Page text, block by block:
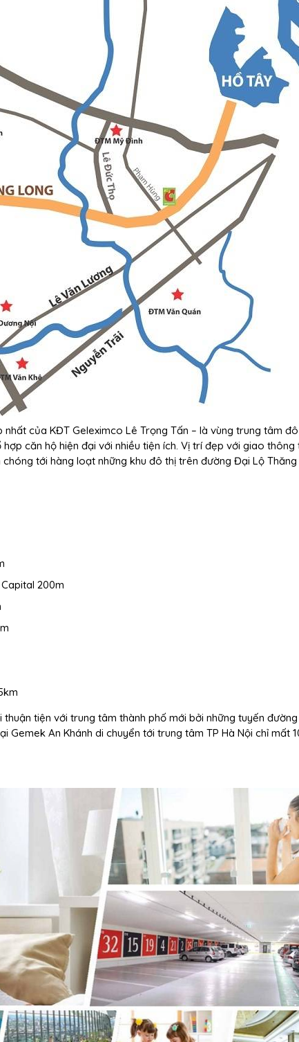
của KĐT Geleximco Lê Trọng Tấn – là vùng trung tâm
căn hộ hiện đại với nhiều tiện ích. Vị trí đẹp với giao thông
tới hàng loạt những khu đô thị trên đường Đại Lộ
200m
tiện với trung tâm thành phố mới bởi những tuyến
Gemek An Khánh di chuyển tới trung tâm TP Hà Nội chỉ mất